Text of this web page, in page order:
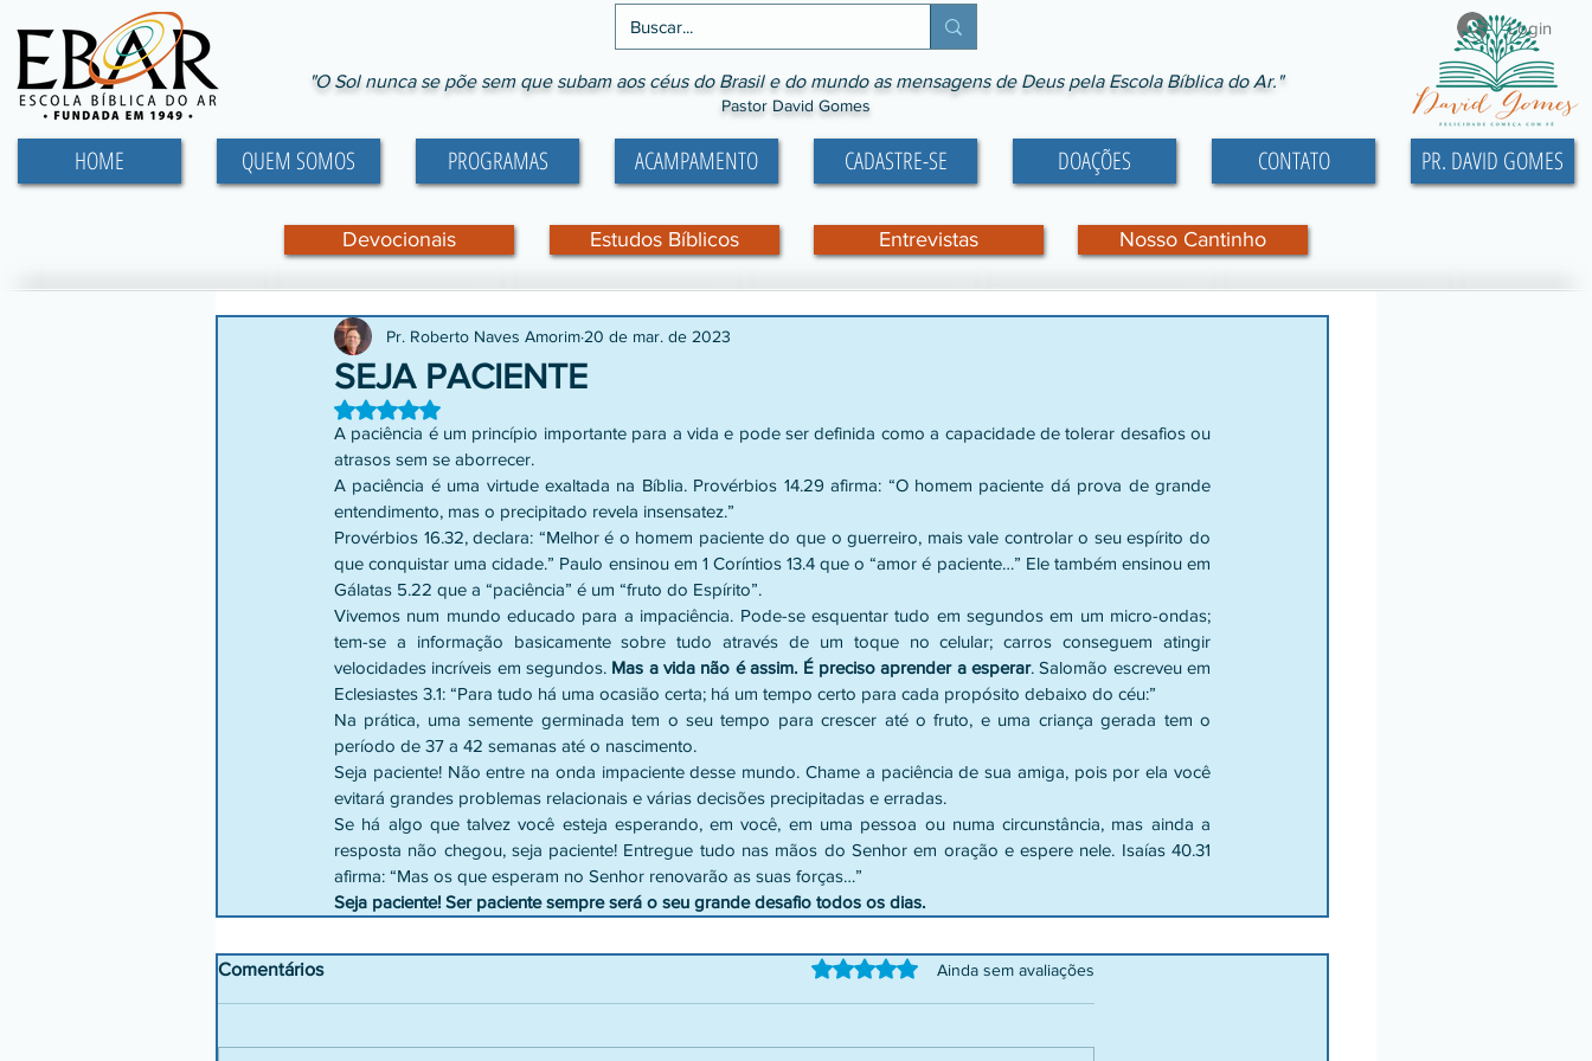
Login
"O Sol nunca se põe sem que subam aos céus do Brasil e do mundo as mensagens de Deus pela Escola Bíblica do Ar."
Pastor David Gomes
HOME QUEM SOMOS PROGRAMAS ACAMPAMENTO CADASTRE-SE DOAÇÕES CONTATO PR. DAVID GOMES
Devocionais Estudos Bíblicos Entrevistas Nosso Cantinho
SEJA PACIENTE
Pr. Roberto Naves Amorim 20 de mar. de 2023
Avaliado com NaN de 5 estrelas.
A paciência é um princípio importante para a vida e pode ser definida como a capacidade de tolerar desafios ou
atrasos sem se aborrecer.
A paciência é uma virtude exaltada na Bíblia. Provérbios 14.29 afirma: “O homem paciente dá prova de grande
entendimento, mas o precipitado revela insensatez.”
Provérbios 16.32, declara: “Melhor é o homem paciente do que o guerreiro, mais vale controlar o seu espírito do
que conquistar uma cidade.” Paulo ensinou em 1 Coríntios 13.4 que o “amor é paciente…” Ele também ensinou em
Gálatas 5.22 que a “paciência” é um “fruto do Espírito”.
Vivemos num mundo educado para a impaciência. Pode-se esquentar tudo em segundos em um micro-ondas;
tem-se a informação basicamente sobre tudo através de um toque no celular; carros conseguem atingir
velocidades incríveis em segundos. Mas a vida não é assim. É preciso aprender a esperar. Salomão escreveu em
Eclesiastes 3.1: “Para tudo há uma ocasião certa; há um tempo certo para cada propósito debaixo do céu:”
Na prática, uma semente germinada tem o seu tempo para crescer até o fruto, e uma criança gerada tem o
período de 37 a 42 semanas até o nascimento.
Seja paciente! Não entre na onda impaciente desse mundo. Chame a paciência de sua amiga, pois por ela você
evitará grandes problemas relacionais e várias decisões precipitadas e erradas.
Se há algo que talvez você esteja esperando, em você, em uma pessoa ou numa circunstância, mas ainda a
resposta não chegou, seja paciente! Entregue tudo nas mãos do Senhor em oração e espere nele. Isaías 40.31
afirma: “Mas os que esperam no Senhor renovarão as suas forças…”
Seja paciente! Ser paciente sempre será o seu grande desafio todos os dias.
Comentários Avaliado com 0 de 5 estrelas.
Ainda sem avaliações